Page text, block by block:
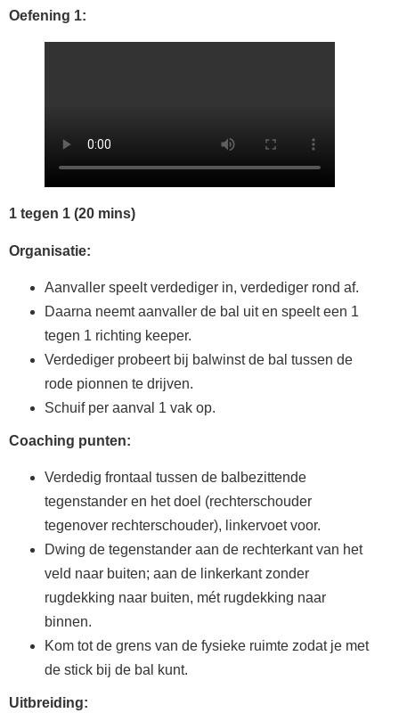
Oefening 1:
1 tegen 1 (20 mins)
Organisatie:
Aanvaller speelt verdediger in, verdediger rond af.
Daarna neemt aanvaller de bal uit en speelt een 1
tegen 1 richting keeper.
Verdediger probeert bij balwinst de bal tussen de
rode pionnen te drijven.
Schuif per aanval 1 vak op.
Coaching punten:
Verdedig frontaal tussen de balbezittende
tegenstander en het doel (rechterschouder
tegenover rechterschouder), linkervoet voor.
Dwing de tegenstander aan de rechterkant van het
veld naar buiten; aan de linkerkant zonder
rugdekking naar buiten, mét rugdekking naar
binnen.
Kom tot de grens van de fysieke ruimte zodat je met
de stick bij de bal kunt.
Uitbreiding: